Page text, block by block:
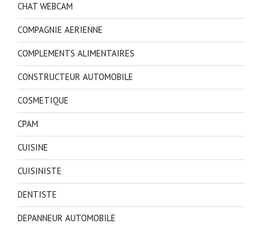
CHAT WEBCAM
COMPAGNIE AERIENNE
COMPLEMENTS ALIMENTAIRES
CONSTRUCTEUR AUTOMOBILE
COSMETIQUE
CPAM
CUISINE
CUISINISTE
DENTISTE
DEPANNEUR AUTOMOBILE